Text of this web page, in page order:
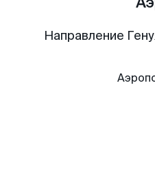
Направление